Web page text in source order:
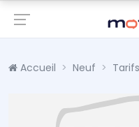
Accueil Neuf